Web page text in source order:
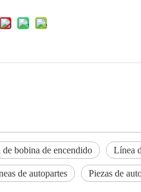
de bobina de encendido Línea
de autopartes Piezas de